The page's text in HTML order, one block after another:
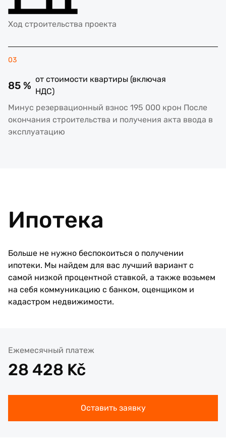
Ход строительства проекта
03
85 %
от стоимости квартиры (включая
НДС)
Минус резервационный взнос 195 000 крон После
окончания строительства и получения акта ввода в
эксплуатацию
Ипотека
Больше не нужно беспокоиться о получении
ипотеки. Мы найдем для вас лучший вариант с
самой низкой процентной ставкой, а также возьмем
на себя коммуникацию с банком, оценщиком и
кадастром недвижимости.
Ежемесячный платеж
28 428 Kč
Оставить заявку